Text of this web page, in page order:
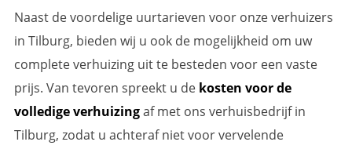
Naast de voordelige uurtarieven voor onze verhuizers
in Tilburg, bieden wij u ook de mogelijkheid om uw
complete verhuizing uit te besteden voor een vaste
prijs. Van tevoren spreekt u de kosten voor de
volledige verhuizingaf met ons verhuisbedrijf in
Tilburg, zodat u achteraf niet voor vervelende